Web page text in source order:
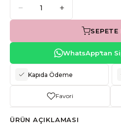
SEPETE
WhatsApp'tan
Kapıda Ödeme
Favori
ÜRÜN AÇIKLAMASI